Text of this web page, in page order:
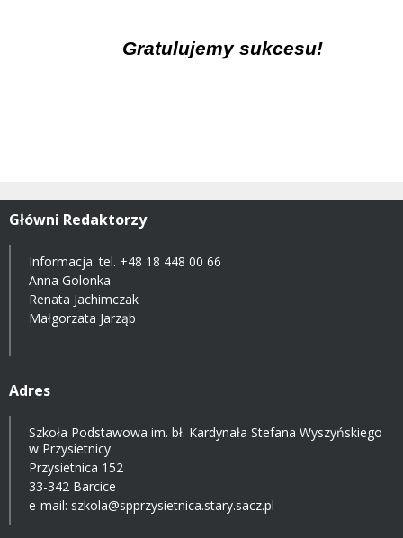
Gratulujemy sukcesu!
Główni Redaktorzy
Informacja: tel. +48 18 448 00 66
Anna Golonka
Renata Jachimczak
Małgorzata Jarząb
Adres
Szkoła Podstawowa im. bł. Kardynała Stefana Wyszyńskiego
w Przysietnicy
Przysietnica 152
33-342 Barcice
e-mail: szkola@spprzysietnica.stary.sacz.pl